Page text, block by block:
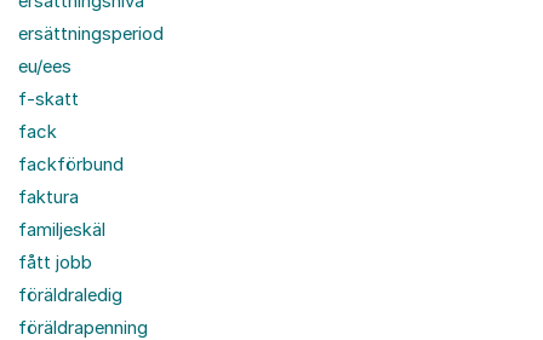
ersättningsperiod
eu/ees
f-skatt
fack
fackförbund
faktura
familjeskäl
fått jobb
föräldraledig
föräldrapenning